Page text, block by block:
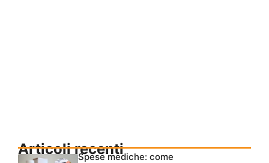
Articoli recentiSpese mediche: come